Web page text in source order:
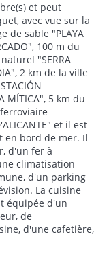
et peut
avec vue sur la
de sable "PLAYA
100 m du
"SERRA
2 km de la ville
MÍTICA", 5 km du
et il est
en bord de mer. Il
d'un fer à
climatisation
d'un parking
La cuisine
équipée d'un
de
d'une cafetière,